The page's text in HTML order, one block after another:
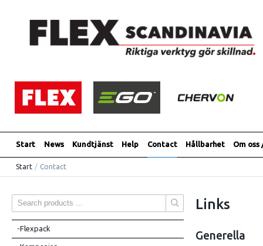
Start News Kundtjänst Help Contact Hållbarhet Om oss
Start / Contact
-Flexpack
Links
Generella